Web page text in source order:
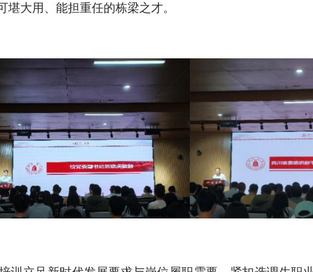
堪大用、能担重任的栋梁之才。